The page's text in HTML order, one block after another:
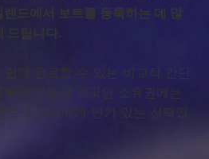
랜드에서 보트를 등록하는 데 많
드립니다.
쉽게 완료할 수 있는 비교적 간단
록된 요트의 외국인 소유권에는
트 소유자에게 인기 있는 선택입